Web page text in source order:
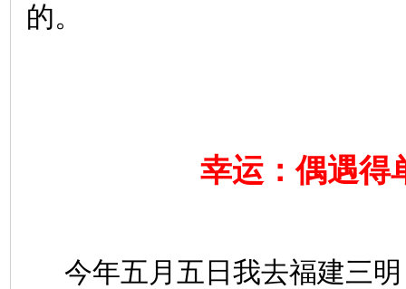
的。
幸运：偶遇得
今年五月五日我去福建三